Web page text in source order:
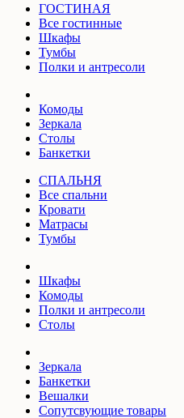
ГОСТИНАЯ
Все гостинные
Шкафы
Тумбы
Полки и антресоли
Комоды
Зеркала
Столы
Банкетки
СПАЛЬНЯ
Все спальни
Кровати
Матрасы
Тумбы
Шкафы
Комоды
Полки и антресоли
Столы
Зеркала
Банкетки
Вешалки
Сопутсвующие товары